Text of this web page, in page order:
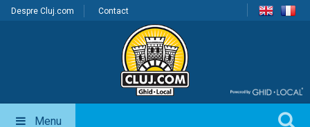
Despre Cluj.com Contact
Menu